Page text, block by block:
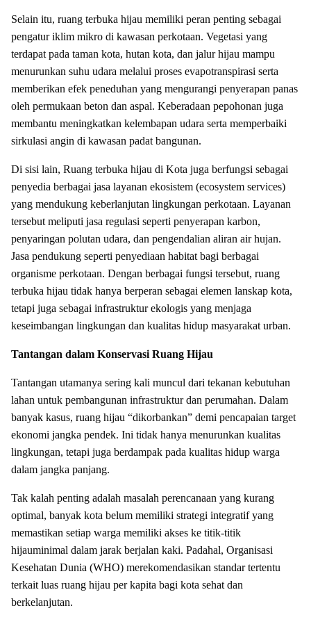
Selain itu, ruang terbuka hijau memiliki peran penting sebagai
pengatur iklim mikro di kawasan perkotaan. Vegetasi yang
terdapat pada taman kota, hutan kota, dan jalur hijau mampu
menurunkan suhu udara melalui proses evapotranspirasi serta
memberikan efek peneduhan yang mengurangi penyerapan panas
oleh permukaan beton dan aspal. Keberadaan pepohonan juga
membantu meningkatkan kelembapan udara serta memperbaiki
sirkulasi angin di kawasan padat bangunan.
Di sisi lain, Ruang terbuka hijau di Kota juga berfungsi sebagai
penyedia berbagai jasa layanan ekosistem (ecosystem services)
yang mendukung keberlanjutan lingkungan perkotaan. Layanan
tersebut meliputi jasa regulasi seperti penyerapan karbon,
penyaringan polutan udara, dan pengendalian aliran air hujan.
Jasa pendukung seperti penyediaan habitat bagi berbagai
organisme perkotaan. Dengan berbagai fungsi tersebut, ruang
terbuka hijau tidak hanya berperan sebagai elemen lanskap kota,
tetapi juga sebagai infrastruktur ekologis yang menjaga
keseimbangan lingkungan dan kualitas hidup masyarakat urban.
Tantangan dalam Konservasi Ruang Hijau
Tantangan utamanya sering kali muncul dari tekanan kebutuhan
lahan untuk pembangunan infrastruktur dan perumahan. Dalam
banyak kasus, ruang hijau “dikorbankan” demi pencapaian target
ekonomi jangka pendek. Ini tidak hanya menurunkan kualitas
lingkungan, tetapi juga berdampak pada kualitas hidup warga
dalam jangka panjang.
Tak kalah penting adalah masalah perencanaan yang kurang
optimal, banyak kota belum memiliki strategi integratif yang
memastikan setiap warga memiliki akses ke titik-titik
hijauminimal dalam jarak berjalan kaki. Padahal, Organisasi
Kesehatan Dunia (WHO) merekomendasikan standar tertentu
terkait luas ruang hijau per kapita bagi kota sehat dan
berkelanjutan.